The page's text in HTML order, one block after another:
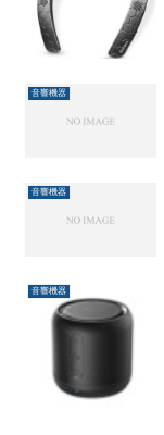
音響機器
音響機器
音響機器